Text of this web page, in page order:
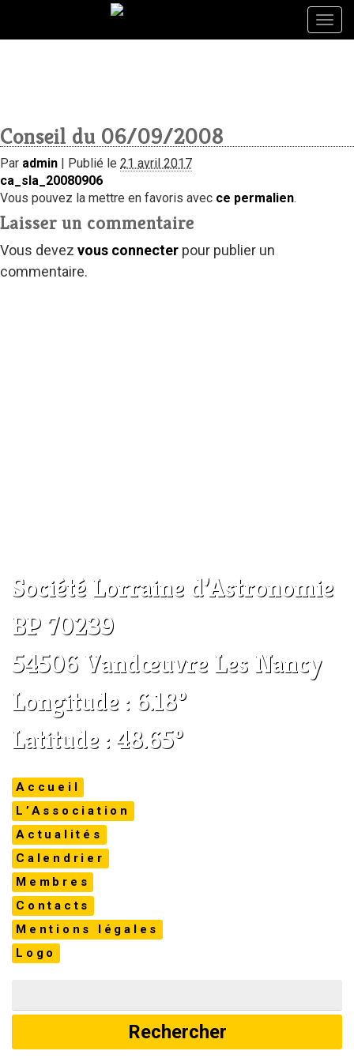
Conseil du 06/09/2008
Par admin | Publié le 21 avril 2017
ca_sla_20080906
Vous pouvez la mettre en favoris avec ce permalien.
Laisser un commentaire
Vous devez vous connecter pour publier un
commentaire.
Société Lorraine d’Astronomie
BP 70239
54506 Vandœuvre Les Nancy
Longitude : 6.18°
Latitude : 48.65°
Accueil
L’Association
Actualités
Calendrier
Membres
Contacts
Mentions légales
Logo